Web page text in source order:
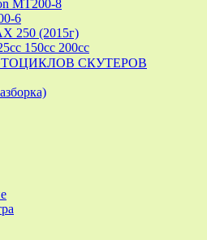
MT200-8
6
250 (2015г)
150cc 200сс
СКУТЕРОВ